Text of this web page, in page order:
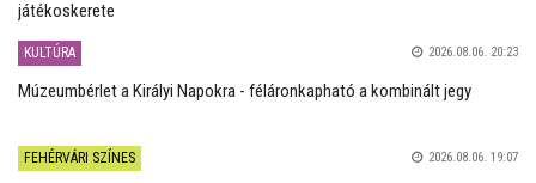
játékoskerete
KULTÚRA 2026.08.06. 20:23
Múzeumbérlet a Királyi Napokra - féláronkapható a kombinált jegy
FEHÉRVÁRI SZÍNES 2026.08.06. 19:07